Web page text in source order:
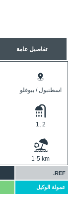
تفاصيل عامة
اسطنبول / بيوغلو
1, 2
1-5 km
REF.
عمولة الوكيل